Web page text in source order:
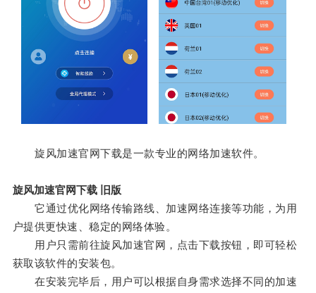
旋风加速官网下载是一款专业的网络加速软件。
旋风加速官网下载 旧版
它通过优化网络传输路线、加速网络连接等功能，为用
户提供更快速、稳定的网络体验。
用户只需前往旋风加速官网，点击下载按钮，即可轻松
获取该软件的安装包。
在安装完毕后，用户可以根据自身需求选择不同的加速